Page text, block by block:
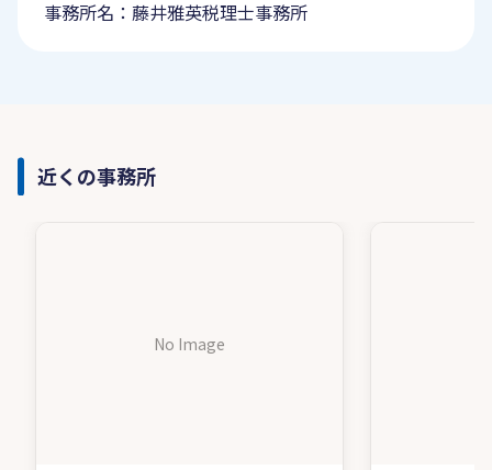
事務所名：藤井雅英税理士事務所
近くの事務所
No Image